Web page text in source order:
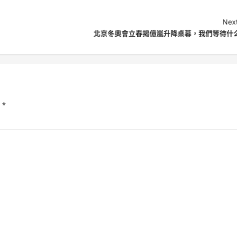
北京冬奧會立春揭億嵐升降桌幕，我們等待什
*